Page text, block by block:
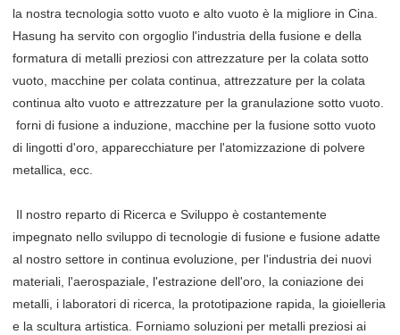
la nostra tecnologia sotto vuoto e alto vuoto è la migliore in Cina.
Hasung ha servito con orgoglio l'industria della fusione e della
formatura di metalli preziosi con attrezzature per la colata sotto
vuoto, macchine per colata continua, attrezzature per la colata
continua alto vuoto e attrezzature per la granulazione sotto vuoto.
di lingotti d'oro, apparecchiature per l'atomizzazione di polvere
metallica, ecc.
impegnato nello sviluppo di tecnologie di fusione e fusione adatte
al nostro settore in continua evoluzione, per l'industria dei nuovi
materiali, l'aerospaziale, l'estrazione dell'oro, la coniazione dei
metalli, i laboratori di ricerca, la prototipazione rapida, la gioielleria
e la scultura artistica. Forniamo soluzioni per metalli preziosi ai